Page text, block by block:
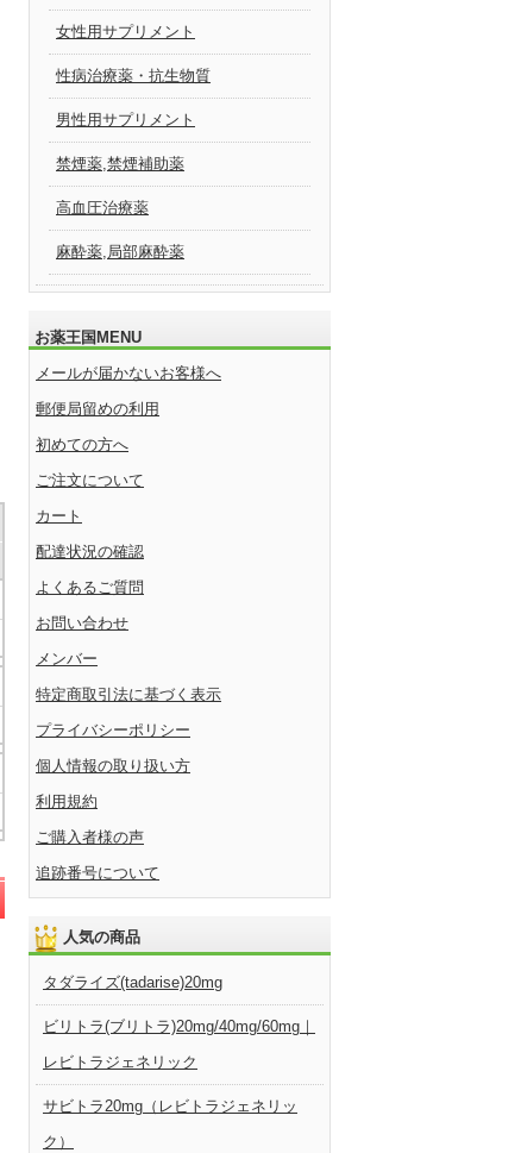
女性用サプリメント
性病治療薬・抗生物質
男性用サプリメント
禁煙薬,禁煙補助薬
高血圧治療薬
麻酔薬,局部麻酔薬
お薬王国MENU
メールが届かないお客様へ
郵便局留めの利用
初めての方へ
ご注文について
カート
配達状況の確認
よくあるご質問
お問い合わせ
メンバー
特定商取引法に基づく表示
プライバシーポリシー
個人情報の取り扱い方
利用規約
ご購入者様の声
追跡番号について
人気の商品
タダライズ(tadarise)20mg
ビリトラ(ブリトラ)20mg/40mg/60mg｜
レビトラジェネリック
サビトラ20mg（レビトラジェネリッ
ク）